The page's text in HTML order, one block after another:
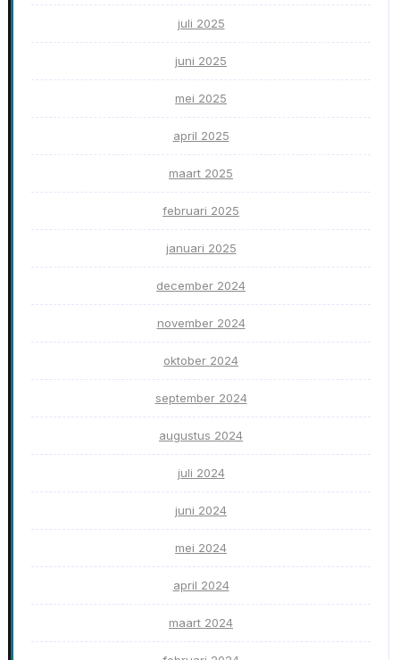
juli 2025
juni 2025
mei 2025
april 2025
maart 2025
februari 2025
januari 2025
december 2024
november 2024
oktober 2024
september 2024
augustus 2024
juli 2024
juni 2024
mei 2024
april 2024
maart 2024